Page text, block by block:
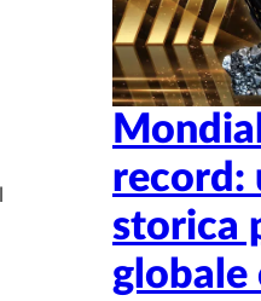
record:
storica
globale